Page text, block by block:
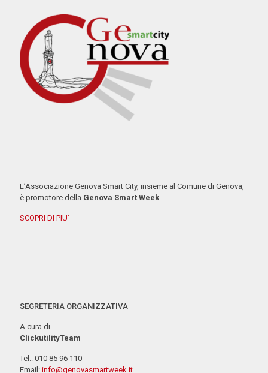
L’Associazione Genova Smart City, insieme al Comune di Genova,
è promotore della Genova Smart Week
SCOPRI DI PIU’
SEGRETERIA ORGANIZZATIVA
A cura di
ClickutilityTeam
Tel.: 010 85 96 110
Email: info@genovasmartweek.it